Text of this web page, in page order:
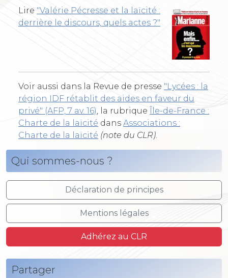
Lire "Valérie Pécresse et la laïcité :
derrière le discours, quels actes ?"
Voir aussi dans la Revue de presse "Lycées : la
région IDF rétablit des aides en faveur du
privé" (AFP, 7 av. 16)
, la rubrique Île-de-France :
Charte de la laïcité dans Associations :
Charte de la laïcité (note du CLR)
Qui sommes-nous ?
Déclaration de principes
Mentions légales
Adhérez au CLR
Partager